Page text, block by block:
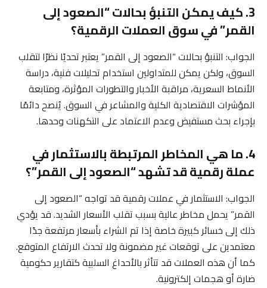
3. كيف يمكن التنبؤ بحالات “الصعود إلى
القمر” في سوق العملات الرقمية؟
الجواب: التنبؤ بحالات “الصعود إلى القمر” يعتبر تحديًا نظرًا لتقلب
السوق، ولكن يمكن للمتداولين استخدام تحليلات فنية، دراسة
الأنماط السعرية، مراقبة الأخبار والتطورات المؤثرة، ومتابعة
المؤشرات الاقتصادية الكلية والمشاعر في السوق. يُنصح دائمًا
بإجراء بحث مستفيض وعدم الاعتماد على التكهنات وحدها.
4. ما هي المخاطر المرتبطة بالاستثمار في
عملة رقمية قد تشهد “الصعود إلى القمر”؟
الجواب: الاستثمار في عملات رقمية قد تواجه “الصعود إلى
القمر” يحمل مخاطر عالية بسبب تقلب الأسعار الشديد. قد يؤدي
ذلك إلى خسائر كبيرة خاصة إذا تم الشراء بأسعار مرتفعة جدًا
معتمدين على توقعات غير مضمونة ولا تحدث الارتفاع المتوقع.
كما أن هذه العملات قد تتأثر بالأحداغ السلبية كتقارير حكومية
ضارة أو هجمات إلكترونية.